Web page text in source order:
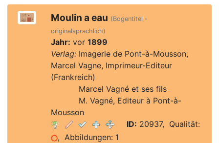
Moulin a eau (Bogentitel -
originalsprachlich)
Jahr: vor 1899
Verlag:Imagerie de Pont-à-Mousson,
Marcel Vagne, Imprimeur-Editeur
(Frankreich)
Marcel Vagné et ses fils
M. Vagné, Editeur à Pont-à-
Mousson
ID: 20937, Qualität:
, Abbildungen: 1